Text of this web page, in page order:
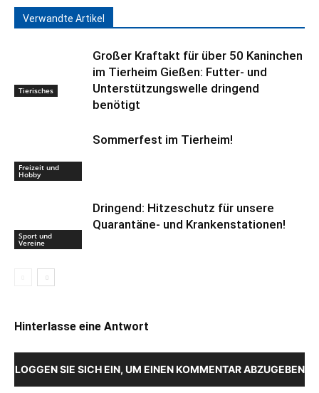
Verwandte Artikel
Tierisches
Großer Kraftakt für über 50 Kaninchen
im Tierheim Gießen: Futter- und
Unterstützungswelle dringend
benötigt
Freizeit und
Hobby
Sommerfest im Tierheim!
Sport und
Vereine
Dringend: Hitzeschutz für unsere
Quarantäne- und Krankenstationen!
Hinterlasse eine Antwort
LOGGEN SIE SICH EIN, UM EINEN KOMMENTAR ABZUGEBEN